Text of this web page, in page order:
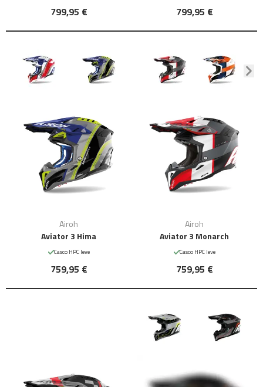
799,95 € 799,95 €
Airoh
Aviator 3 Hima
Casco HPC leve
759,95 €
Airoh
Aviator 3 Monarch
Casco HPC leve
759,95 €